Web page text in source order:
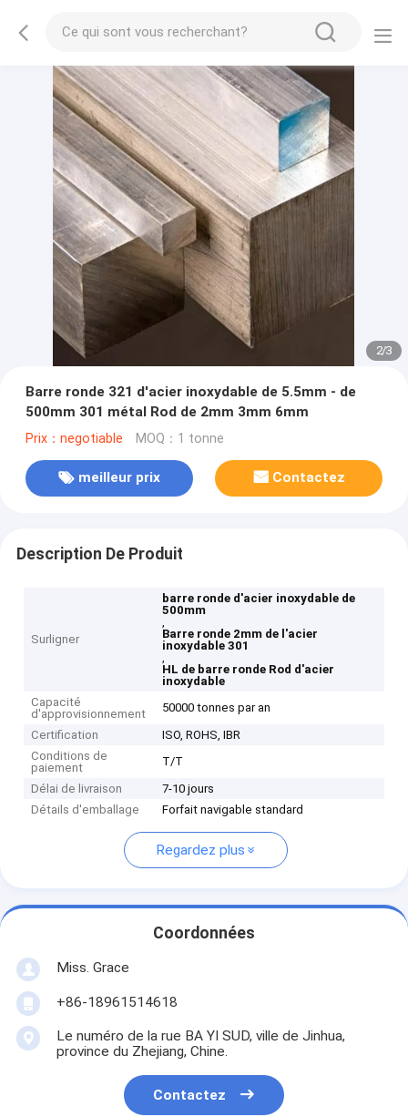
2/3
Barre ronde 321 d'acier inoxydable de 5.5mm - de
500mm 301 métal Rod de 2mm 3mm 6mm
Prix：negotiable MOQ：1 tonne
meilleur prix Contactez
Description De Produit
Surligner
barre ronde d'acier inoxydable de
500mm
,
Barre ronde 2mm de l'acier
inoxydable 301
,
HL de barre ronde Rod d'acier
inoxydable
Capacité
d'approvisionnement
50000 tonnes par an
Certification
ISO, ROHS, IBR
Conditions de
paiement
T/T
Délai de livraison
7-10 jours
Détails d'emballage
Forfait navigable standard
Regardez plus
Coordonnées
Miss. Grace
+86-18961514618
Le numéro de la rue BA YI SUD, ville de Jinhua,
province du Zhejiang, Chine.
Contactez